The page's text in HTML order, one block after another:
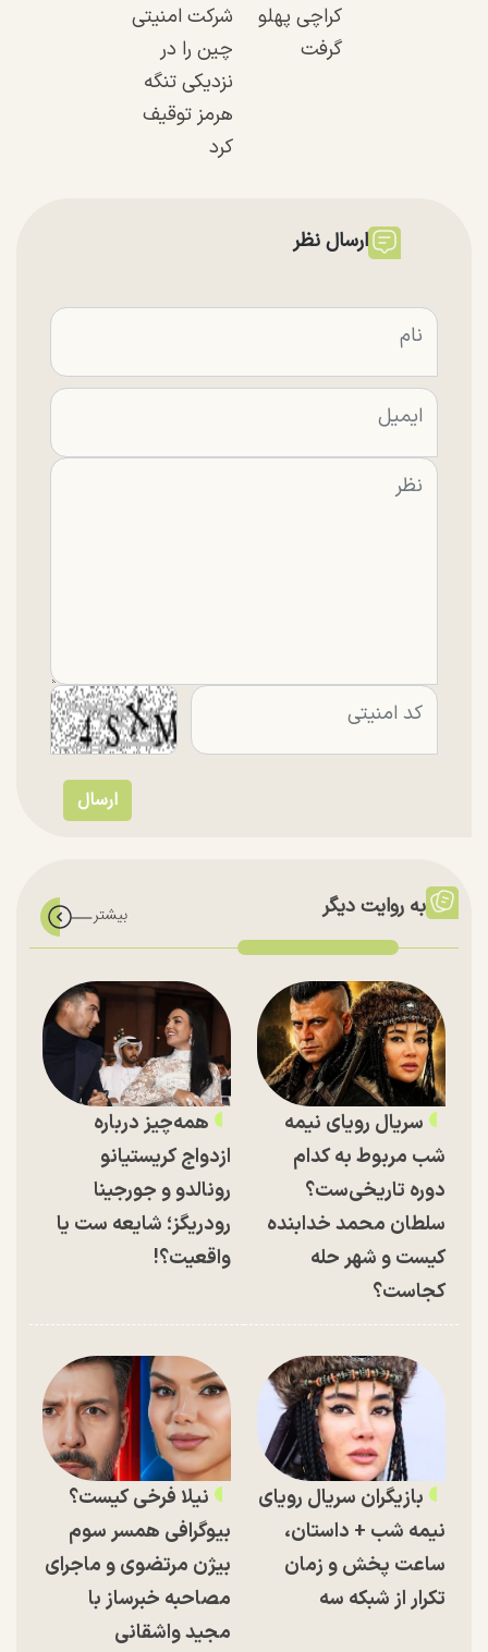
کراچی پهلو
گرفت
شرکت امنیتی
چین را در
نزدیکی تنگه
هرمز توقیف
کرد
ارسال نظر
به روایت دیگر
سریال رویای نیمه
شب مربوط به کدام
دوره تاریخی‌ست؟
سلطان محمد خدابنده
کیست و شهر حله
کجاست؟
همه‌چیز درباره
ازدواج کریستیانو
رونالدو و جورجینا
رودریگز؛ شایعه ست یا
واقعیت؟!
بازیگران سریال رویای
نیمه شب + داستان،
ساعت پخش و زمان
تکرار از شبکه سه
نیلا فرخی کیست؟
بیوگرافی همسر سوم
بیژن مرتضوی و ماجرای
مصاحبه خبرساز با
مجید واشقانی